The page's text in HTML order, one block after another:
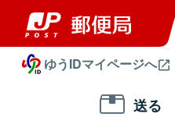
ゆうIDマイページへ
送る